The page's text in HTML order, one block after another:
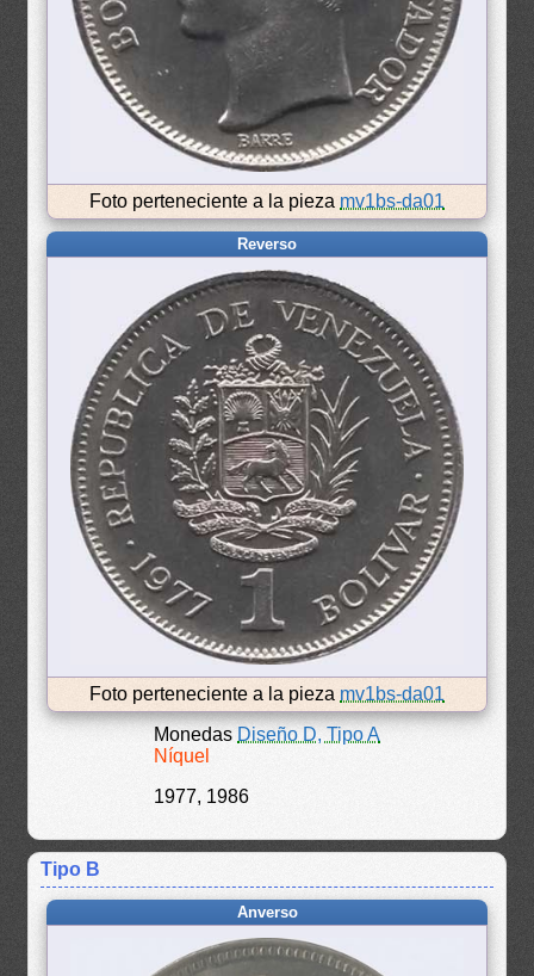
Foto perteneciente a la pieza mv1bs-da01
Reverso
Foto perteneciente a la pieza mv1bs-da01
Monedas Diseño D, Tipo A
Níquel
1977, 1986
Tipo B
Anverso